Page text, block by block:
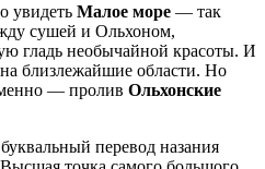
увидеть Малое море — так
сушей и Ольхоном,
гладь необычайной красоты. И
близлежайшие области. Но
— пролив Ольхонские
перевод назания